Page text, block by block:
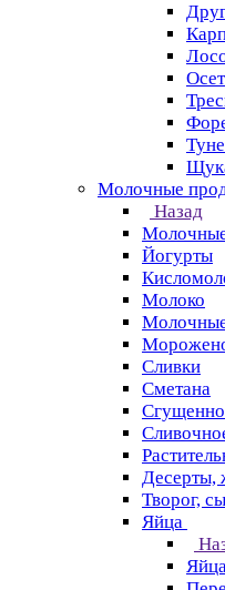
Молочные
Назад
Йогурты
Молоко
Сливки
Сметана
Десерты,
Творог,
Яйца